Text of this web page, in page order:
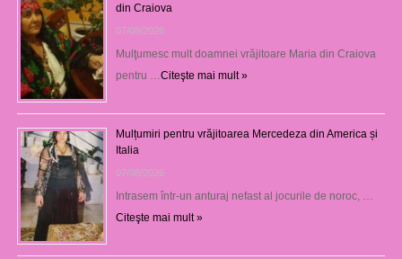
din Craiova
07/08/2026
Mulţumesc mult doamnei vrăjitoare Maria din Craiova
pentru …Citeşte mai mult »
Mulțumiri pentru vrăjitoarea Mercedeza din America și
Italia
07/08/2026
Intrasem într-un anturaj nefast al jocurile de noroc, …
Citeşte mai mult »